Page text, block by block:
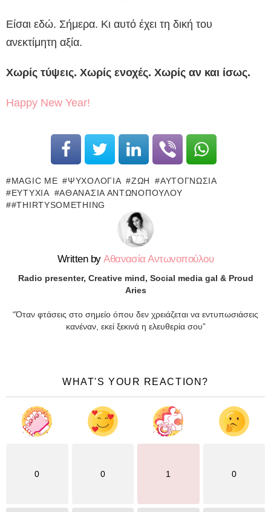
Είσαι εδώ. Σήμερα. Κι αυτό έχει τη δική του
ανεκτίμητη αξία.
Χωρίς τύψεις. Χωρίς ενοχές. Χωρίς αν και ίσως.
Happy New Year!
MAGIC ME ΨΥΧΟΛΟΓΊΑ ΖΩΉ
ΑΥΤΟΓΝΩΣΊΑ
ΕΥΤΥΧΊΑ
ΑΘΑΝΑΣΊΑ ΑΝΤΩΝΟΠΟΎΛΟΥ
#THIRTYSOMETHING
Written byΑθανασία Αντωνοπούλου
Radio presenter, Creative mind, Social media gal & Proud
Aries
“Όταν φτάσεις στο σημείο όπου δεν χρειάζεται να εντυπωσιάσεις
κανέναν, εκεί ξεκινά η ελευθερία σου”
WHAT'S YOUR REACTION?
0 0 1 0